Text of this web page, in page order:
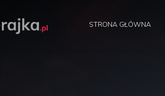
STRONA GŁÓWNA